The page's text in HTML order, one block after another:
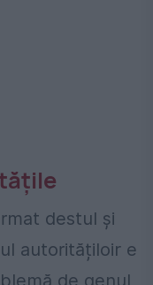
destul și
autoritățiloir e
de genul